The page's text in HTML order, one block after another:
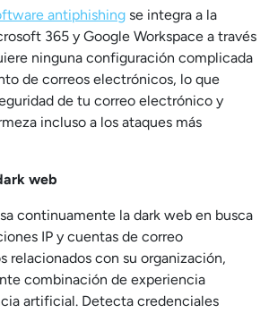
antiphishing se integra a la
365 y Google Workspace a través
ninguna configuración complicada
de correos electrónicos, lo que
de tu correo electrónico y
incluso a los ataques más
web
continuamente la dark web en busca
IP y cuentas de correo
relacionados con su organización,
combinación de experiencia
artificial. Detecta credenciales